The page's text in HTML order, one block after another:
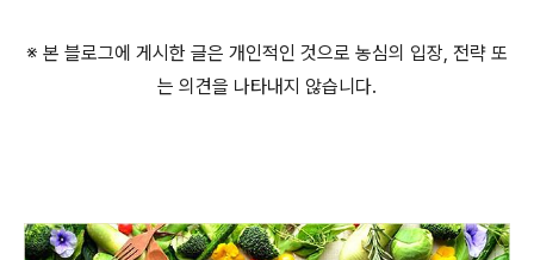
※ 본 블로그에 게시한 글은 개인적인 것으로 농심의 입장, 전략 또
는 의견을 나타내지 않습니다.